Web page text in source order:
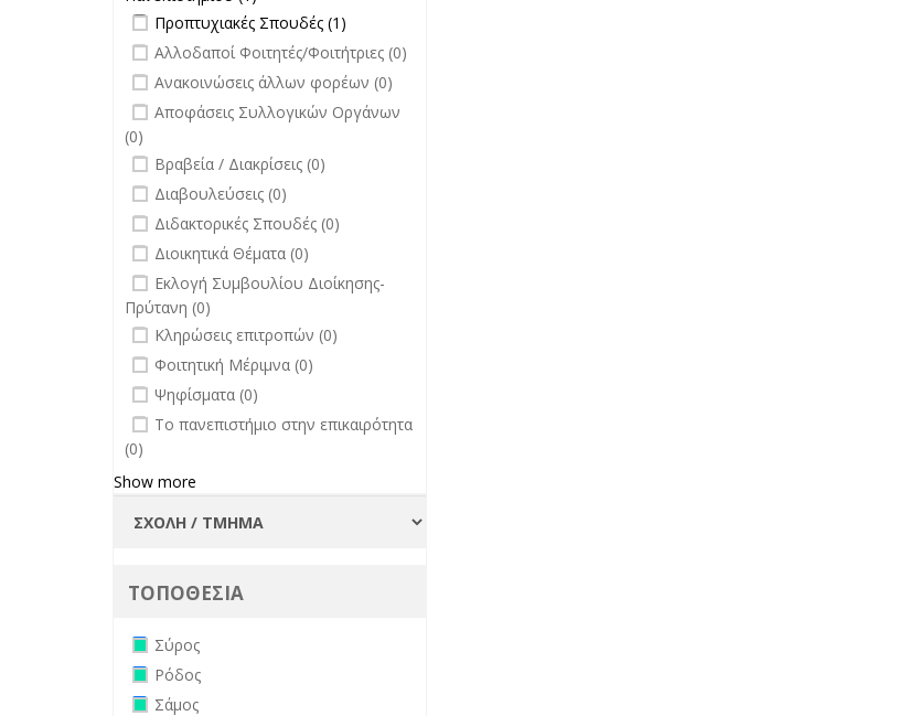
Εκδόσεις
Πανεπιστημίου filter
Apply Προπτυχιακές Σπουδές filter
Προπτυχιακές Σπουδές (1)
Σπουδές filter
undefined
Αλλοδαποί Φοιτητές/Φοιτήτριες (0)
undefined
Ανακοινώσεις άλλων φορέων (0)
undefined
Αποφάσεις Συλλογικών Οργάνων
(0)
undefined
Βραβεία / Διακρίσεις (0)
undefined
Διαβουλεύσεις (0)
undefined
Διδακτορικές Σπουδές (0)
undefined
Διοικητικά Θέματα (0)
undefined
Εκλογή Συμβουλίου Διοίκησης-
Πρύτανη (0)
undefined
Κληρώσεις επιτροπών (0)
undefined
Φοιτητική Μέριμνα (0)
undefined
Ψηφίσματα (0)
undefined
Το πανεπιστήμιο στην επικαιρότητα
(0)
Show more
ΤΟΠΟΘΕΣΙΑ
Remove Σύρος filter
Σύρος
Remove Ρόδος filter
Ρόδος
Remove Σάμος filter
Σάμος